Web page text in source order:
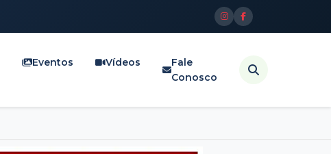
Eventos Vídeos
Fale
Conosco